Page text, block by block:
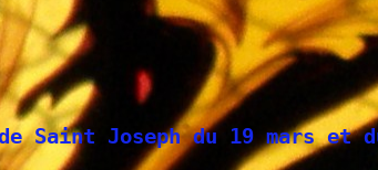
du 19 mars et du 1er mai